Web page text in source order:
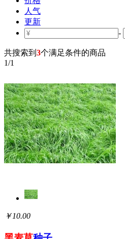
人气
更新
-
共搜索到 3个满足条件的商品
1/1
￥10.00